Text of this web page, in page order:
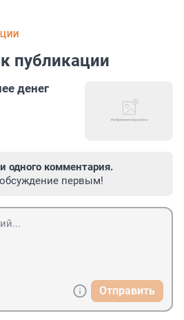
публикации
денег
одного комментария.
первым!
Отправить